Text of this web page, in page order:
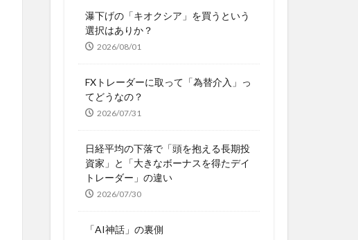
瀑下げの「キオクシア」を買うという
選択はありか？
2026/08/01
FXトレーダーに取って「為替介入」っ
てどうなの？
2026/07/31
日経平均の下落で「頭を抱える長期投
資家」と「大きなボーナスを得たデイ
トレーダー」の違い
2026/07/30
「AI神話」の裏側